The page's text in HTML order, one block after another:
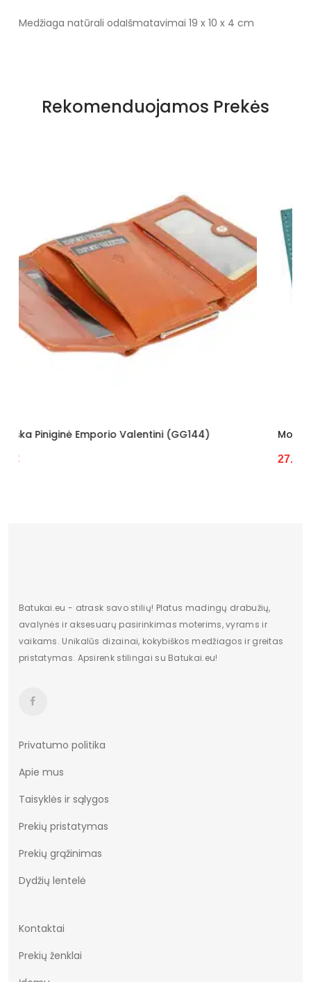
Medžiaga natūrali odaIšmatavimai 19 x 10 x 4 cm
Rekomenduojamos Prekės
Moteriška Piniginė Z.Ricardo (GG7697)
Batukai.eu - atrask savo stilių! Platus madingų drabužių,
avalynės ir aksesuarų pasirinkimas moterims, vyrams ir
vaikams. Unikalūs dizainai, kokybiškos medžiagos ir greitas
pristatymas. Apsirenk stilingai su Batukai.eu!
Privatumo politika
Apie mus
Taisyklės ir sąlygos
Prekių pristatymas
Prekių grąžinimas
Dydžių lentelė
Kontaktai
Prekių ženklai